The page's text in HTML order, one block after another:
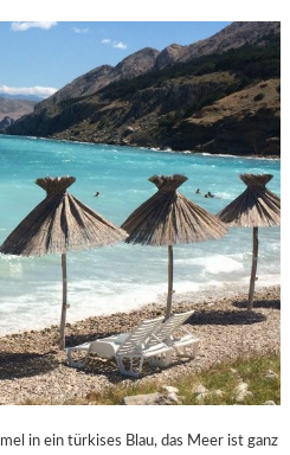
in ein türkises Blau, das Meer ist ganz